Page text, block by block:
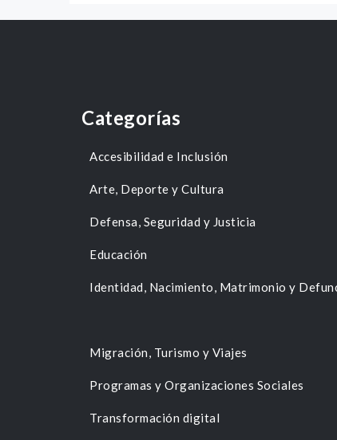
Categorías
Accesibilidad e Inclusión
Arte, Deporte y Cultura
Defensa, Seguridad y Justicia
Educación
Identidad, Nacimiento, Matrimonio y
Migración, Turismo y Viajes
Programas y Organizaciones Sociales
Transformación digital